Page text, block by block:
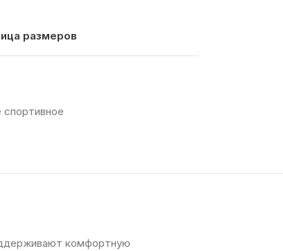
размеров
комфортную